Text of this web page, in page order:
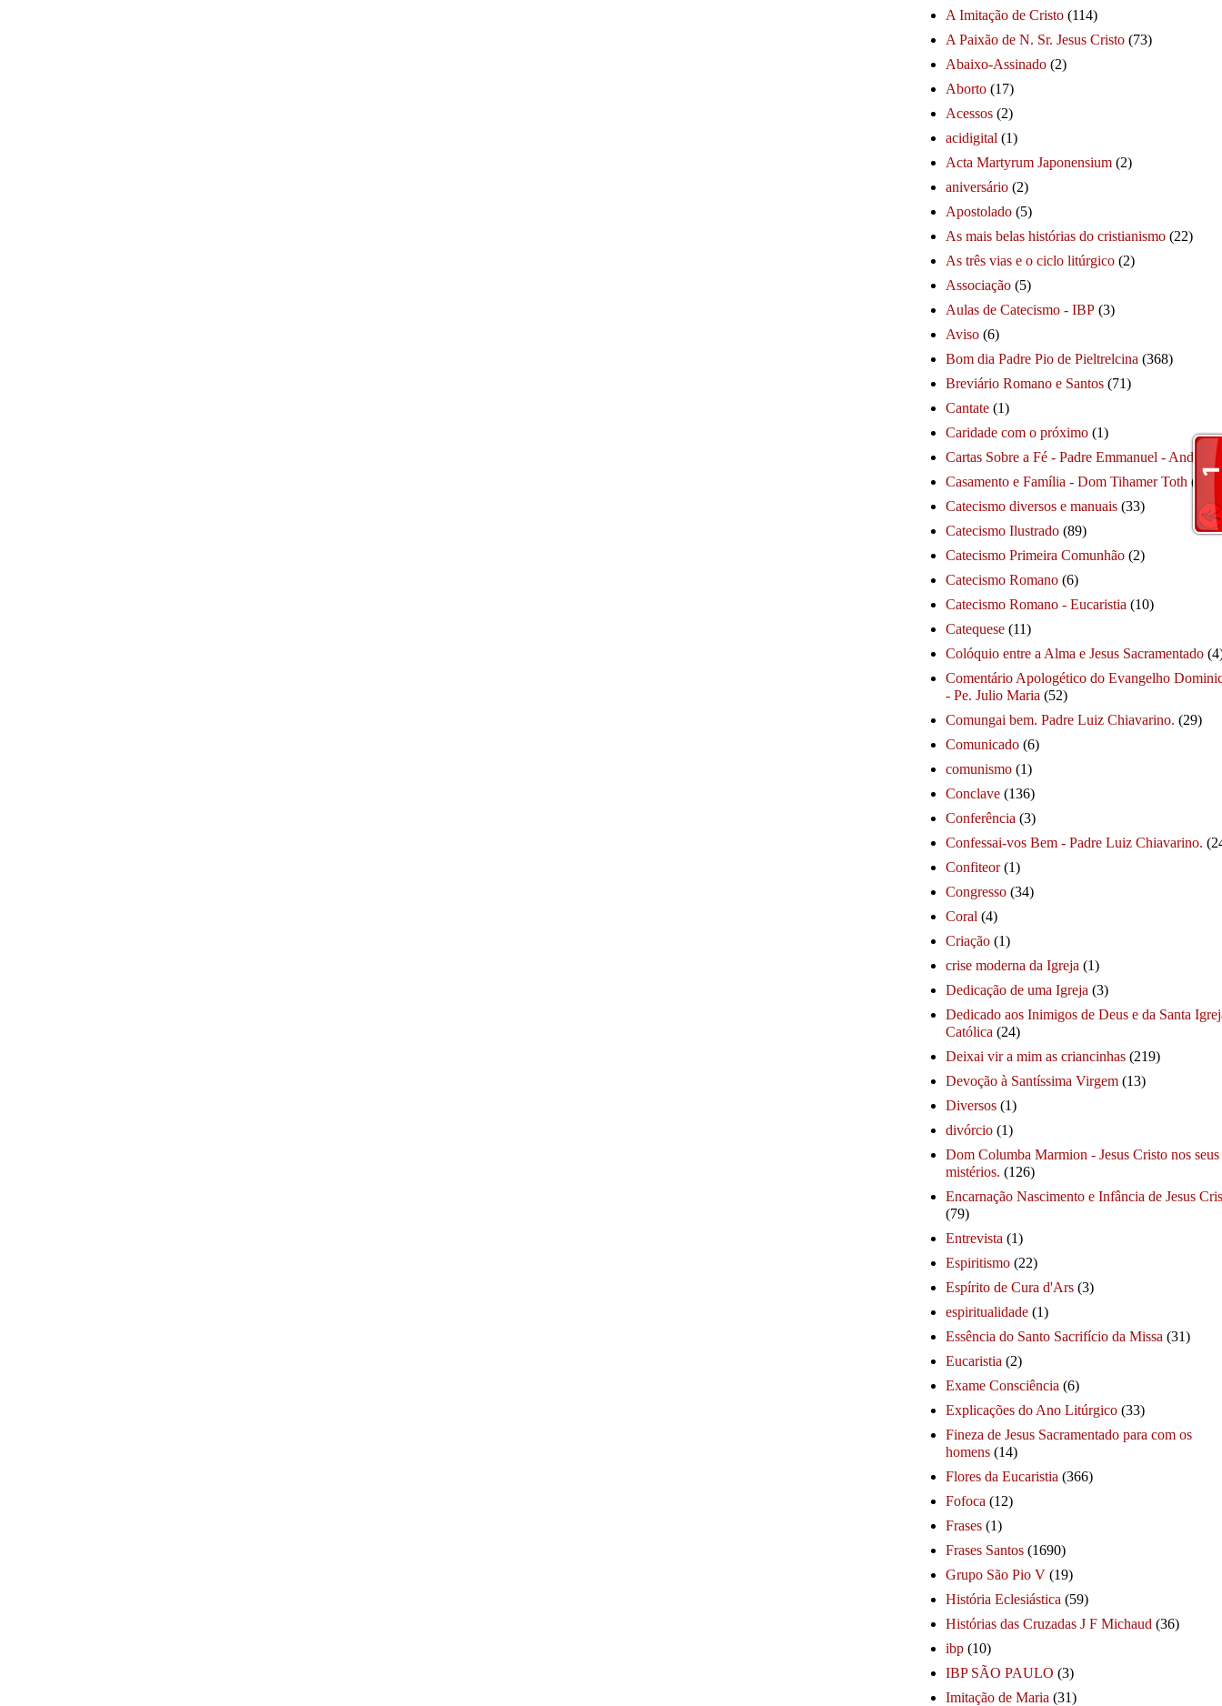
A Imitação de Cristo (114)
A Paixão de N. Sr. Jesus Cristo (73)
Abaixo-Assinado (2)
Aborto (17)
Acessos (2)
acidigital (1)
Acta Martyrum Japonensium (2)
aniversário (2)
Apostolado (5)
As mais belas histórias do cristianismo (22)
As três vias e o ciclo litúrgico (2)
Associação (5)
Aulas de Catecismo - IBP (3)
Aviso (6)
Bom dia Padre Pio de Pieltrelcina (368)
Breviário Romano e Santos (71)
Cantate (1)
Caridade com o próximo (1)
Cartas Sobre a Fé - Padre Emmanuel - André
Casamento e Família - Dom Tihamer Toth (115)
Catecismo diversos e manuais (33)
Catecismo Ilustrado (89)
Catecismo Primeira Comunhão (2)
Catecismo Romano (6)
Catecismo Romano - Eucaristia (10)
Catequese (11)
Colóquio entre a Alma e Jesus Sacramentado
Comentário Apologético do Evangelho
- Pe. Julio Maria (52)
Comungai bem. Padre Luiz Chiavarino. (29)
Comunicado (6)
comunismo (1)
Conclave (136)
Conferência (3)
Confessai-vos Bem - Padre Luiz Chiavarino.
Confiteor (1)
Congresso (34)
Coral (4)
Criação (1)
crise moderna da Igreja (1)
Dedicação de uma Igreja (3)
Dedicado aos Inimigos de Deus e da Santa
Católica (24)
Deixai vir a mim as criancinhas (219)
Devoção à Santíssima Virgem (13)
Diversos (1)
divórcio (1)
Dom Columba Marmion - Jesus Cristo nos seus
mistérios. (126)
Encarnação Nascimento e Infância de Jesus
(79)
Entrevista (1)
Espiritismo (22)
Espírito de Cura d'Ars (3)
espiritualidade (1)
Essência do Santo Sacrifício da Missa (31)
Eucaristia (2)
Exame Consciência (6)
Explicações do Ano Litúrgico (33)
Fineza de Jesus Sacramentado para com os
homens (14)
Flores da Eucaristia (366)
Fofoca (12)
Frases (1)
Frases Santos (1690)
Grupo São Pio V (19)
História Eclesiástica (59)
Histórias das Cruzadas J F Michaud (36)
ibp (10)
IBP SÃO PAULO (3)
Imitação de Maria (31)